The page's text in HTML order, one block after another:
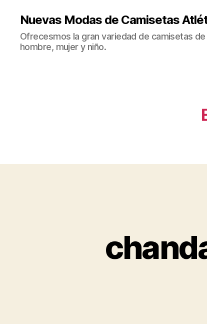
Nuevas Modas de Camisetas
Ofrecesmos la gran variedad de camisetas
hombre, mujer y niño.